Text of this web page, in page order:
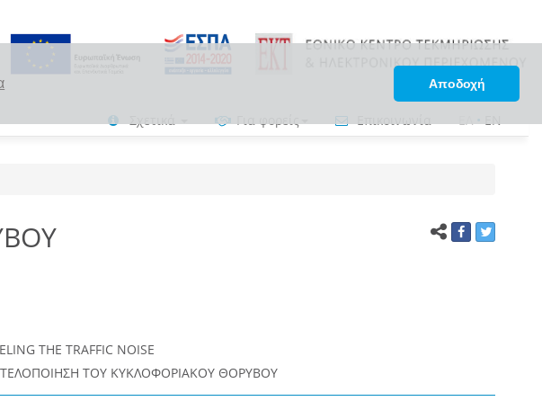
Αποδοχή
Σχετικά Για φορείς Επικοινωνία ΕΛ•EN
THE TRAFFIC NOISE
ΤΟΥ ΚΥΚΛΟΦΟΡΙΑΚΟΥ ΘΟΡΥΒΟΥ